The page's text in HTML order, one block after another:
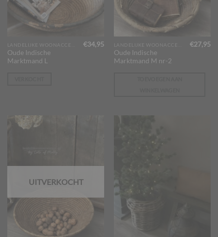
Oude Indische
Marktmand L
€34,95
Oude Indische
Marktmand M nr-2
€27,95
UITVERKOCHT